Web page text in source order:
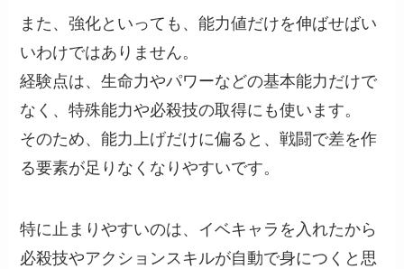
また、強化といっても、能力値だけを伸ばせばい
いわけではありません。
経験点は、生命力やパワーなどの基本能力だけで
なく、特殊能力や必殺技の取得にも使います。
そのため、能力上げだけに偏ると、戦闘で差を作
る要素が足りなくなりやすいです。
特に止まりやすいのは、イベキャラを入れたから
必殺技やアクションスキルが自動で身につくと思